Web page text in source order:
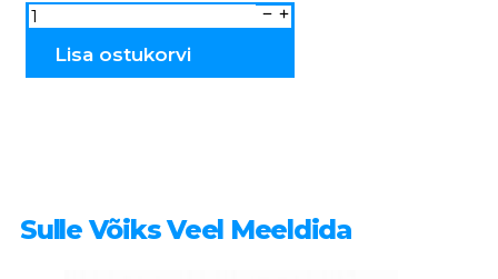
Võtmehoidja
metallist
pärlitega
kogusLisa ostukorvi
Sulle Võiks Veel Meeldida